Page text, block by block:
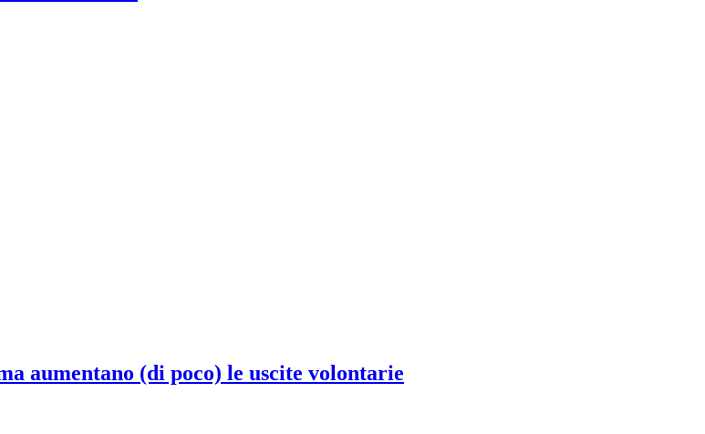
aumentano (di poco) le uscite volontarie